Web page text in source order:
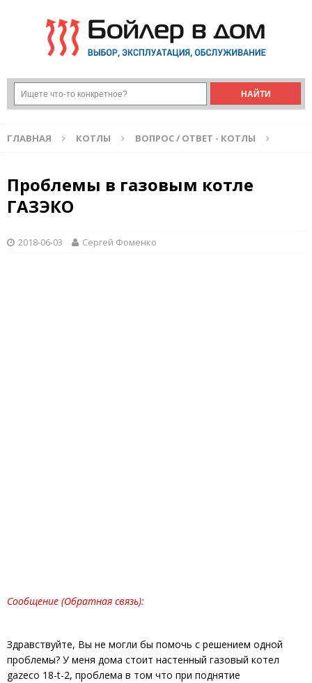
ГЛАВНАЯ КОТЛЫ ВОПРОС / ОТВЕТ - КОТЛЫ
Проблемы в газовым котле
ГАЗЭКО
2018-06-03 Сергей Фоменко
Сообщение (Обратная связь):
Здравствуйте, Вы не могли бы помочь с решением одной
проблемы? У меня дома стоит настенный газовый котел
gazeco 18-t-2, проблема в том что при поднятие